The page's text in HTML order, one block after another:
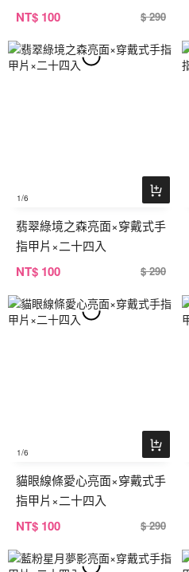
NT$ 100 $ 290
1/6
翡翠綠境之森亮面×穿戴式手
指甲片×二十四入
NT$ 100 $ 290
1/6
貓眼線條愛心亮面×穿戴式手
指甲片×二十四入
NT$ 100 $ 290